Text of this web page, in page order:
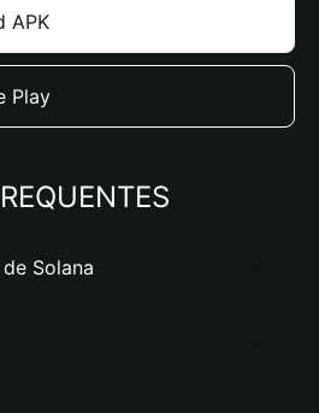
APK
Play
Solana